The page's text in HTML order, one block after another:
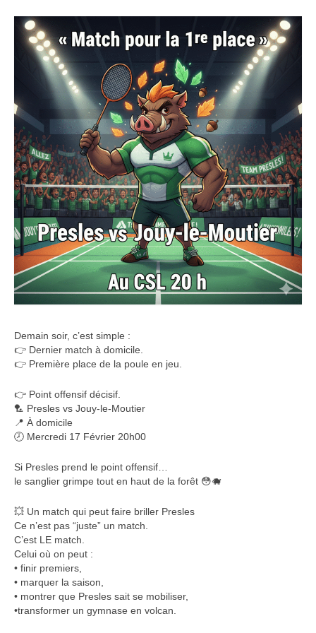
Demain soir, c’est simple :
👉 Dernier match à domicile.
👉 Première place de la poule en jeu.
👉 Point offensif décisif.
🏸 Presles vs Jouy-le-Moutier
📍 À domicile
🕗 Mercredi 17 Février 20h00
Si Presles prend le point offensif…
le sanglier grimpe tout en haut de la forêt 😳🐗
💥 Un match qui peut faire briller Presles
Ce n’est pas “juste” un match.
C’est LE match.
Celui où on peut :
• finir premiers,
• marquer la saison,
• montrer que Presles sait se mobiliser,
•transformer un gymnase en volcan.